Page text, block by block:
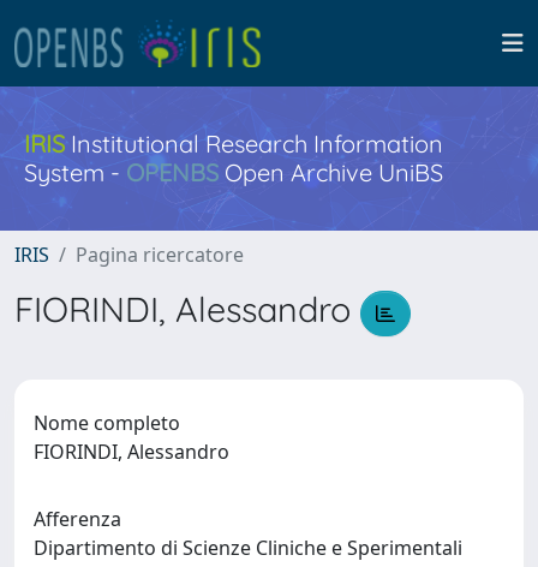
IRISInstitutional Research Information
System - OPENBS Open Archive UniBS
IRIS Pagina ricercatore
FIORINDI, Alessandro
Nome completo
FIORINDI, Alessandro
Afferenza
Dipartimento di Scienze Cliniche e Sperimentali